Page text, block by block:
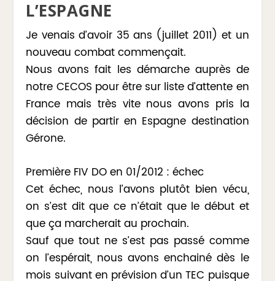
L’ESPAGNE
Je venais d’avoir 35 ans (juillet 2011) et un
nouveau combat commençait.
Nous avons fait les démarche auprès de
notre CECOS pour être sur liste d’attente en
France mais très vite nous avons pris la
décision de partir en Espagne destination
Gérone.
Première FIV DO en 01/2012 : échec
Cet échec, nous l’avons plutôt bien vécu,
on s’est dit que ce n’était que le début et
que ça marcherait au prochain.
Sauf que tout ne s’est pas passé comme
on l’espérait, nous avons enchainé dès le
mois suivant en prévision d’un TEC puisque